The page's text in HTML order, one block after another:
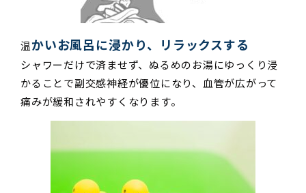
温かいお風呂に浸かり、リラックスする
シャワーだけで済ませず、ぬるめのお湯にゆっくり浸
かることで副交感神経が優位になり、血管が広がって
痛みが緩和されやすくなります。